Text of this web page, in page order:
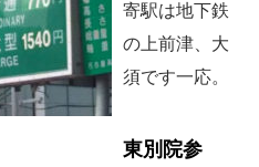
寄駅は地下鉄
の上前津、大
須です一応。
東別院参